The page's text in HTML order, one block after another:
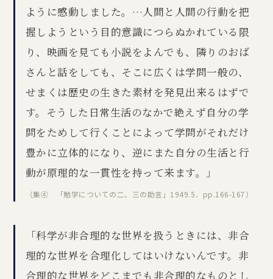
ように感動しました。…人間と人間の行動を把
握しようという目的意識につらぬかれている限
り、映画を見ても小説をよんでも、隣りのおば
さんと話をしても、そこに広くは学問一般の、
せまくは歴史の生きた素材を発見出来るはずで
す。そうした日常生活のなかで絶えず自分の学
問をためして行くことによって学問がそれだけ
豊かに立体的になり、逆にまた自分の生活と行
動が原理的な一貫性を持って来ます。」
（集④ 「勉学についての二、三の助言」1949.5．pp.166-167）
「科学が非合理的な世界を扱うときには、非合
理的な世界を合理化してはいけないんです。非
合理的な世界をどこまでも非合理的なものとし